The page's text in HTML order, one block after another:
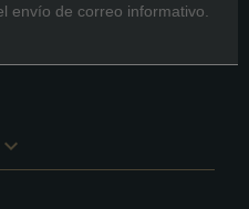
envío de correo informativo.
